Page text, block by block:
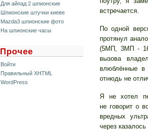
Для айпад 2 шпионские
Шпионские штучки киеве
Mazda3 шпионские фото
На шпионские часы
Прочее
Войти
Правильный XHTML
WordPress
встречается.
По одной
протянул
(5МП, 3МП -
вызова
влюблённые
отнюдь не
Я не хотел
не говорит о
вредных
через